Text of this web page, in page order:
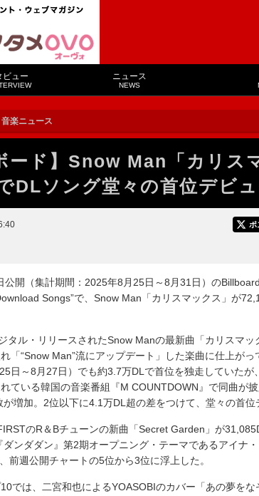
ビュー ニュース
NEWS
音楽ニュース
ード】Snow Man「カリス
DLソング堂々の首位デビ
ポ
開（集計期間：2025年8月25日～8月31日）の
Songs”で、Snow Man「カリスマックス」が
タル・リリースされたSnow Manの最新曲「カリスマッ
「“Snow Man”流にアップデート」した楽曲に仕上が
日～8月27日）でも約3.7万DLで首位を独走していたが
ている韓国の音楽番組『M COUNTDOWN』で同曲が
増加。2位以下に4.1万DL超の差をつけて、堂々の首位
のR＆Bチューンの新曲「Secret Garden」が
ンダダン』第2期オープニング・テーマであるアイナ・
前週公開チャートの5位から3位に浮上した。
では、二宮和也によるYOASOBIのカバー「あの夢を